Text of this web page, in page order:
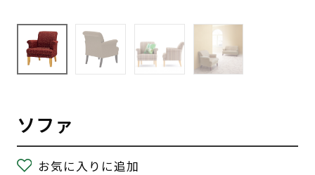
ソファ
お気に入りに追加